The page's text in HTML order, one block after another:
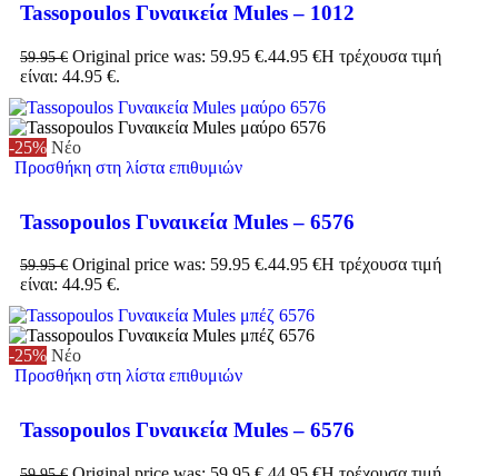
Tassopoulos Γυναικεία Mules – 1012
59.95€ Original price was: 59.95 €.44.95 €Η τρέχουσα τιμή
είναι: 44.95 €.
-25% Νέο
Προσθήκη στη λίστα επιθυμιών
Tassopoulos Γυναικεία Mules – 6576
59.95€ Original price was: 59.95 €.44.95 €Η τρέχουσα τιμή
είναι: 44.95 €.
-25% Νέο
Προσθήκη στη λίστα επιθυμιών
Tassopoulos Γυναικεία Mules – 6576